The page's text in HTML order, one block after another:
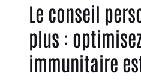
Le conseil
plus :
immunitaire